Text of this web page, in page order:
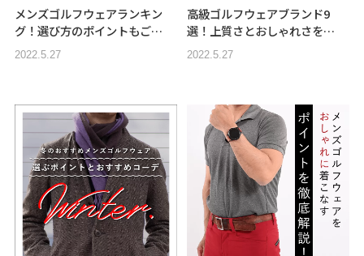
メンズゴルフウェアランキン
グ！選び方のポイントもご…
2022.5.27
高級ゴルフウェアブランド9
選！上質さとおしゃれさを…
2022.5.27